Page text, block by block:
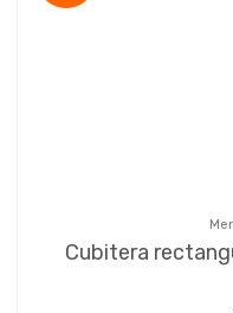
Cubitera